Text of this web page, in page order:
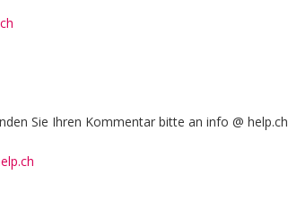
Sie Ihren Kommentar bitte an info @ help.ch